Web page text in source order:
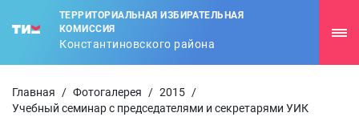
ТЕРРИТОРИАЛЬНАЯ ИЗБИРАТЕЛЬНАЯ
КОМИССИЯ
Константиновского района
Главная / Фотогалерея / 2015 /
Учебный семинар с председателями и секретарями УИК